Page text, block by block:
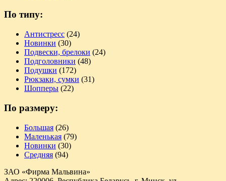
По типу:
Антистресс (24)
Новинки (30)
Подвески, брелоки (24)
Подголовники (48)
Подушки (172)
Рюкзаки, сумки (31)
Шопперы (22)
По размеру:
Большая (26)
Маленькая (79)
Новинки (30)
Средняя (94)
ЗАО «Фирма Мальвина»